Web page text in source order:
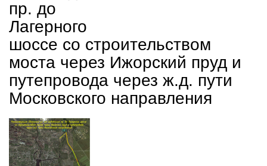
пр. до
Лагерного
шоссе со строительством
моста через Ижорский пруд и
путепровода через ж.д. пути
Московского направления